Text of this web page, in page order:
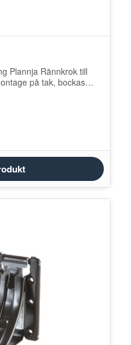
Plannja Rännkrok till
på tak, bockas